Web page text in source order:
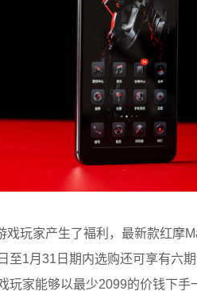
戏玩家产生了褔利，最新款红摩
至1月31日期内选购还可享有六
玩家能够以最少2099的价钱下